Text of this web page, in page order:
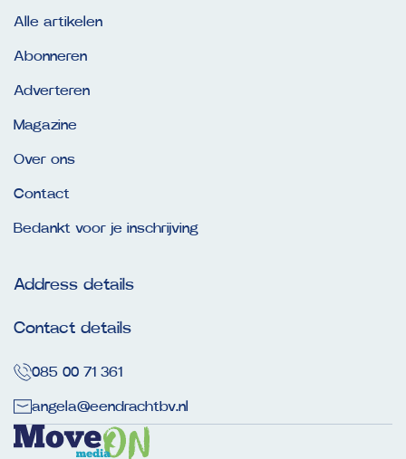
Alle artikelen
Abonneren
Adverteren
Magazine
Over ons
Contact
Bedankt voor je inschrijving
Address details
Contact details
085 00 71 361
angela@eendrachtbv.nl